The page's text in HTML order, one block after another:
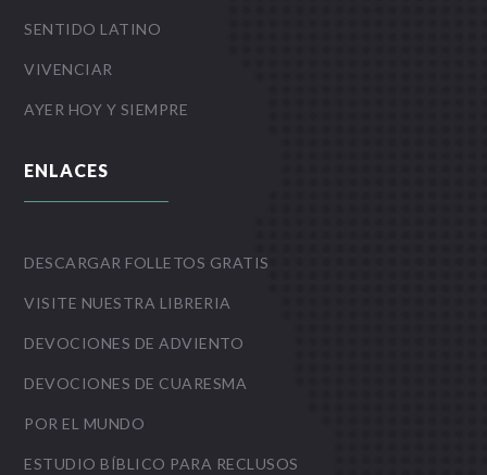
SENTIDO LATINO
VIVENCIAR
AYER HOY Y SIEMPRE
ENLACES
DESCARGAR FOLLETOS GRATIS
VISITE NUESTRA LIBRERIA
DEVOCIONES DE ADVIENTO
DEVOCIONES DE CUARESMA
POR EL MUNDO
ESTUDIO BÍBLICO PARA RECLUSOS